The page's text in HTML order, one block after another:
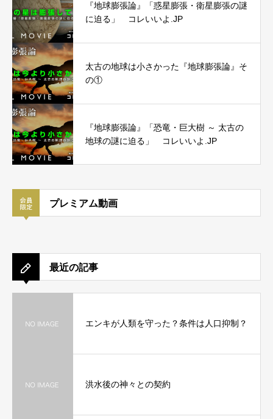
『地球膨張論』「惑星膨張・衛星膨張の謎
に迫る」 コレいいよ.JP
太古の地球は小さかった『地球膨張論』そ
の①
『地球膨張論』「恐竜・巨大樹 ～ 太古の
地球の謎に迫る」 コレいいよ.JP
プレミアム動画
最近の記事
エンキが人類を守った？条件は人口抑制？
洪水後の神々との契約